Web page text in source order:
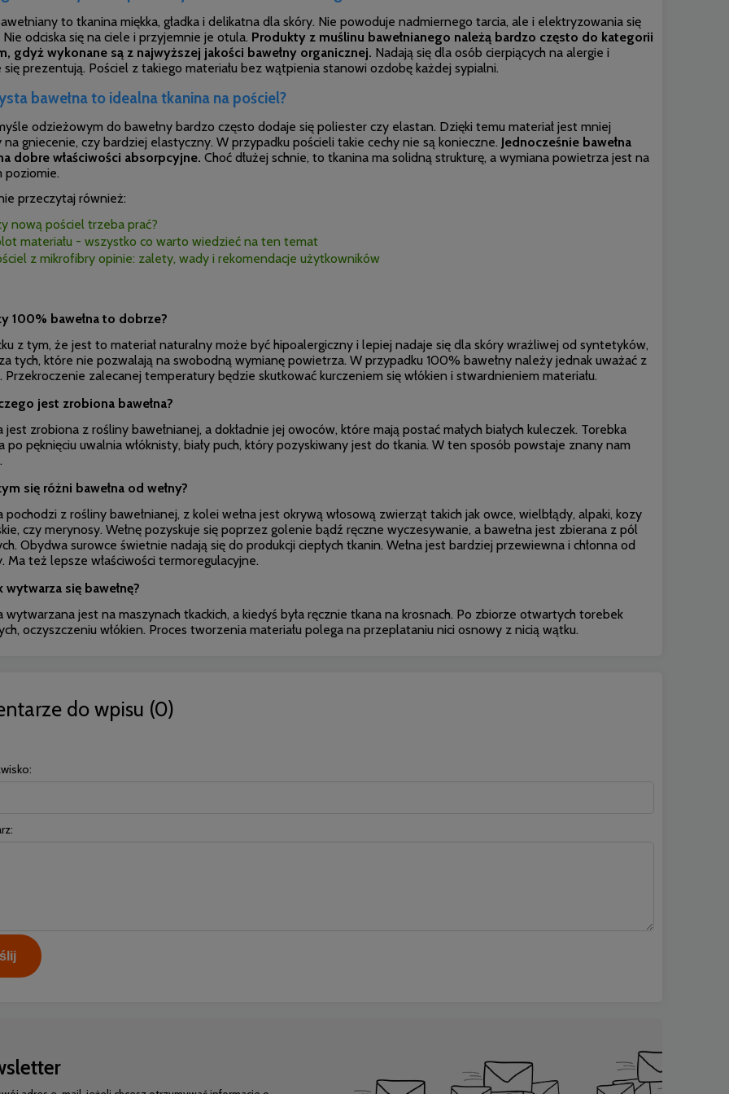
to tkanina miękka, gładka i delikatna dla skóry. Nie powoduje nadmiernego tarcia, ale i elektryzowania się
Nie odciska się na ciele i przyjemnie je otula. Produkty z muślinu bawełnianego należą bardzo często do kategorii
gdyż wykonane są z najwyższej jakości bawełny organicznej. Nadają się dla osób cierpiących na alergie i
prezentują. Pościel z takiego materiału bez wątpienia stanowi ozdobę każdej sypialni.
bawełna to idealna tkanina na pościel?
odzieżowym do bawełny bardzo często dodaje się poliester czy elastan. Dzięki temu materiał jest mniej
gniecenie, czy bardziej elastyczny. W przypadku pościeli takie cechy nie są konieczne. Jednocześnie bawełna
dobre właściwości absorpcyjne. Choć dłużej schnie, to tkanina ma solidną strukturę, a wymiana powietrza jest na
poziomie.
przeczytaj również:
nową pościel trzeba prać?
materiału - wszystko co warto wiedzieć na ten temat
z mikrofibry opinie: zalety, wady i rekomendacje użytkowników
100% bawełna to dobrze?
z tym, że jest to materiał naturalny może być hipoalergiczny i lepiej nadaje się dla skóry wrażliwej od syntetyków,
tych, które nie pozwalają na swobodną wymianę powietrza. W przypadku 100% bawełny należy jednak uważać z
Przekroczenie zalecanej temperatury będzie skutkować kurczeniem się włókien i stwardnieniem materiału.
jest zrobiona bawełna?
jest zrobiona z rośliny bawełnianej, a dokładnie jej owoców, które mają postać małych białych kuleczek. Torebka
po pęknięciu uwalnia włóknisty, biały puch, który pozyskiwany jest do tkania. W ten sposób powstaje znany nam
się różni bawełna od wełny?
pochodzi z rośliny bawełnianej, z kolei wełna jest okrywą włosową zwierząt takich jak owce, wielbłądy, alpaki, kozy
czy merynosy. Wełnę pozyskuje się poprzez golenie bądź ręczne wyczesywanie, a bawełna jest zbierana z pól
Obydwa surowce świetnie nadają się do produkcji ciepłych tkanin. Wełna jest bardziej przewiewna i chłonna od
Ma też lepsze właściwości termoregulacyjne.
wytwarza się bawełnę?
wytwarzana jest na maszynach tkackich, a kiedyś była ręcznie tkana na krosnach. Po zbiorze otwartych torebek
oczyszczeniu włókien. Proces tworzenia materiału polega na przeplataniu nici osnowy z nicią wątku.
do wpisu (0)